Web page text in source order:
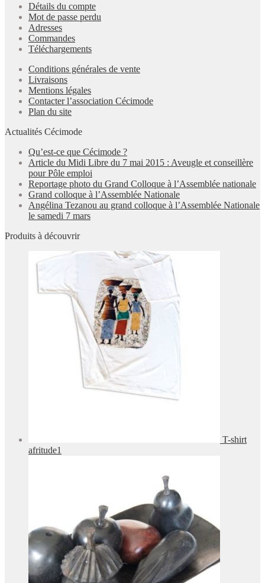
Détails du compte
Mot de passe perdu
Adresses
Commandes
Téléchargements
Conditions générales de vente
Livraisons
Mentions légales
Contacter l’association Cécimode
Plan du site
Actualités Cécimode
Qu’est-ce que Cécimode ?
Article du Midi Libre du 7 mai 2015 : Aveugle et conseillère
pour Pôle emploi
Reportage photo du Grand Colloque à l’Assemblée nationale
Grand colloque à l’Assemblée Nationale
Angélina Tezanou au grand colloque à l’Assemblée Nationale
le samedi 7 mars
Produits à découvrir
T-shirt
afritude1